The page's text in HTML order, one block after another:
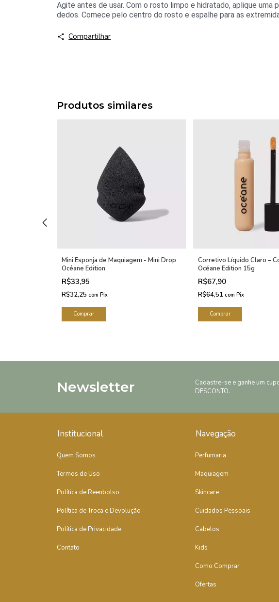
Agite antes de usar. Com o rosto limpo e hidratado, aplique
dedos. Comece pelo centro do rosto e espalhe para as
Compartilhar
Produtos similares
Mini Esponja de Maquiagem - Mini Drop
Océane Edition
R$33,95
R$32,25 com Pix
Corretivo Líquido Claro –
Océane Edition 15g
R$67,90
R$64,51com Pix
Newsletter
Cadastre-se e ganhe um
DESCONTO.
Institucional
Quem Somos
Termos de Uso
Política de Reenbolso
Política de Troca e Devolução
Política de Privacidade
Contato
Navegação
Perfumaria
Maquiagem
Skincare
Cuidados Pessoais
Cabelos
Kids
Como Comprar
Ofertas